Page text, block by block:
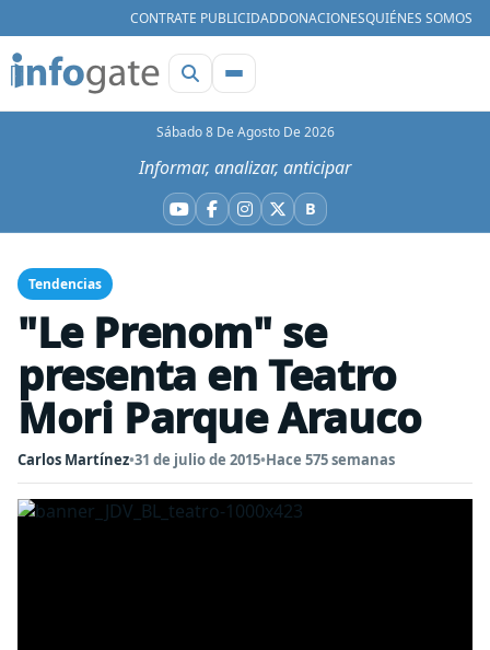
CONTRATE PUBLICIDADDONACIONESQUIÉNES SOMOS
Sábado 8 De Agosto De 2026
Informar, analizar, anticipar
YouTube
Facebook
Instagram
X BBluesky
Tendencias
"Le Prenom" se
presenta en Teatro
Mori Parque Arauco
Carlos Martínez•31 de julio de 2015•Hace 575 semanas